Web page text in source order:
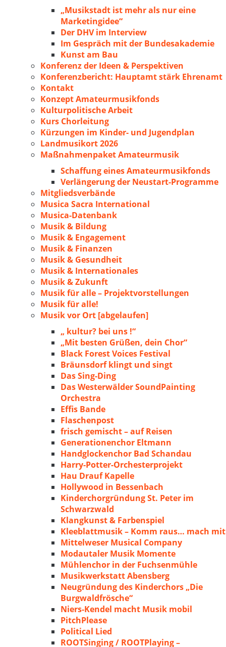
„Musikstadt ist mehr als nur eine
Marketingidee“
Der DHV im Interview
Im Gespräch mit der Bundesakademie
Kunst am Bau
Konferenz der Ideen & Perspektiven
Konferenzbericht: Hauptamt stärk Ehrenamt
Kontakt
Konzept Amateurmusikfonds
Kulturpolitische Arbeit
Kurs Chorleitung
Kürzungen im Kinder- und Jugendplan
Landmusikort 2026
Maßnahmenpaket Amateurmusik
Schaffung eines Amateurmusikfonds
Verlängerung der Neustart-Programme
Mitgliedsverbände
Musica Sacra International
Musica-Datenbank
Musik & Bildung
Musik & Engagement
Musik & Finanzen
Musik & Gesundheit
Musik & Internationales
Musik & Zukunft
Musik für alle – Projektvorstellungen
Musik für alle!
Musik vor Ort [abgelaufen]
„ kultur? bei uns !“
„Mit besten Grüßen, dein Chor“
Black Forest Voices Festival
Bräunsdorf klingt und singt
Das Sing-Ding
Das Westerwälder SoundPainting
Orchestra
Effis Bande
Flaschenpost
frisch gemischt – auf Reisen
Generationenchor Eltmann
Handglockenchor Bad Schandau
Harry-Potter-Orchesterprojekt
Hau Drauf Kapelle
Hollywood in Bessenbach
Kinderchorgründung St. Peter im
Schwarzwald
Klangkunst & Farbenspiel
Kleeblattmusik – Komm raus… mach mit
Mittelweser Musical Company
Modautaler Musik Momente
Mühlenchor in der Fuchsenmühle
Musikwerkstatt Abensberg
Neugründung des Kinderchors „Die
Burgwaldfrösche“
Niers-Kendel macht Musik mobil
PitchPlease
Political Lied
ROOTSinging / ROOTPlaying –